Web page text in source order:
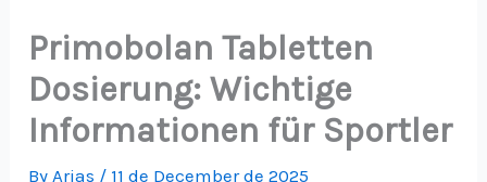
content
Primobolan Tabletten
Dosierung: Wichtige
Informationen für Sportler
By Arias / 11 de December de 2025